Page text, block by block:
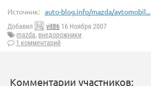
Источник: auto-blog.info/mazda/avtomobil...
Добавил vit86 16 Ноября 2007
mazda, внедорожники
1 комментарий
Комментарии участников: